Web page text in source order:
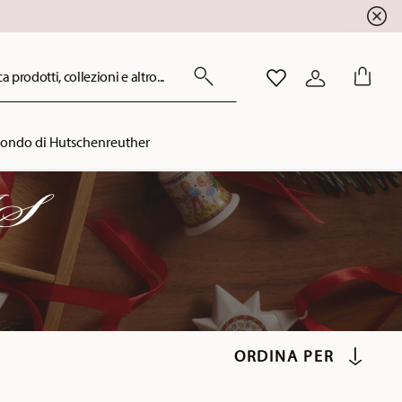
prodotti, collezioni e altro... LISTA DESIDERI
ACCEDI
di Hutschenreuther